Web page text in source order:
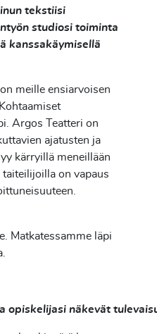
tekstiisi
studiosi toiminta
kanssakäymisellä
meille ensiarvoisen
Argos Teatteri on
ajatusten ja
kärryillä meneillään
on vapaus
Matkatessamme läpi
näkevät